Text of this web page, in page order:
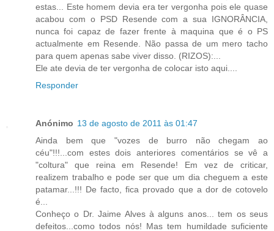
estas... Este homem devia era ter vergonha pois ele quase
acabou com o PSD Resende com a sua IGNORÂNCIA,
nunca foi capaz de fazer frente à maquina que é o PS
actualmente em Resende. Não passa de um mero tacho
para quem apenas sabe viver disso. (RIZOS):...
Ele ate devia de ter vergonha de colocar isto aqui....
Responder
Anónimo 13 de agosto de 2011 às 01:47
Ainda bem que "vozes de burro não chegam ao
céu"!!!...com estes dois anteriores comentários se vê a
"coltura" que reina em Resende! Em vez de criticar,
realizem trabalho e pode ser que um dia cheguem a este
patamar...!!! De facto, fica provado que a dor de cotovelo
é...
Conheço o Dr. Jaime Alves à alguns anos... tem os seus
defeitos...como todos nós! Mas tem humildade suficiente